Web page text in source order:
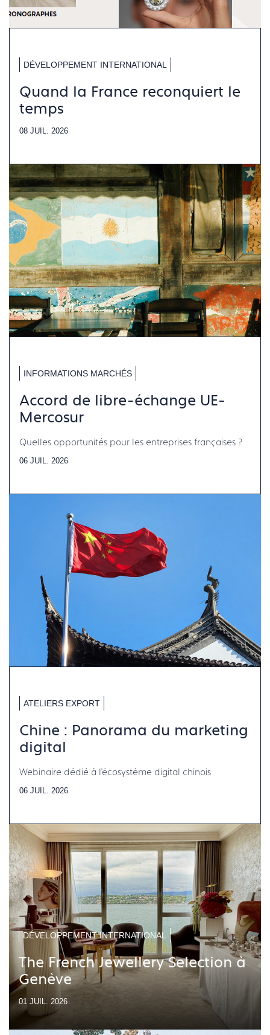
DÉVELOPPEMENT INTERNATIONAL
Quand la France reconquiert le
temps
08 JUIL. 2026
INFORMATIONS MARCHÉS
Accord de libre-échange UE-
Mercosur
Quelles opportunités pour les entreprises françaises ?
06 JUIL. 2026
ATELIERS EXPORT
Chine : Panorama du marketing
digital
Webinaire dédié à l'écosystème digital chinois
06 JUIL. 2026
DÉVELOPPEMENT INTERNATIONAL
The French Jewellery Selection à
Genève
01 JUIL. 2026